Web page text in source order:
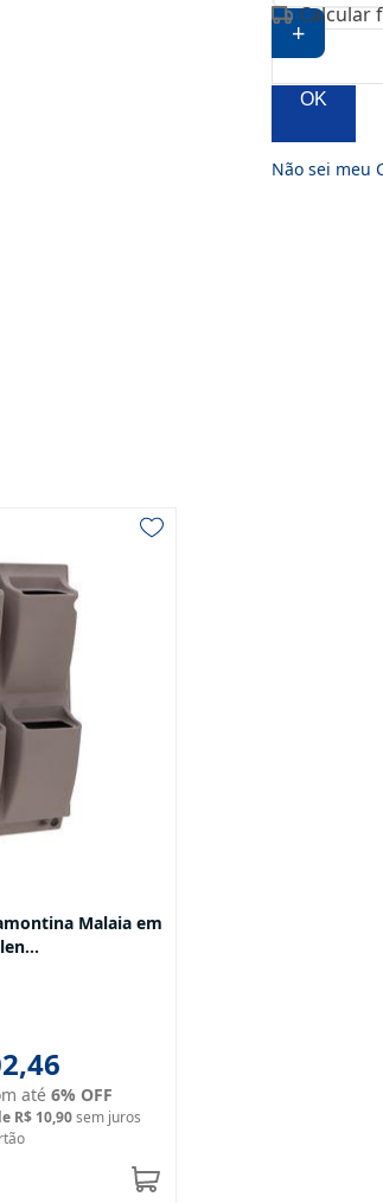
+
Calcular
OK
Não sei meu
Malaia em
até 6% OFF
R$ 10,90sem juros